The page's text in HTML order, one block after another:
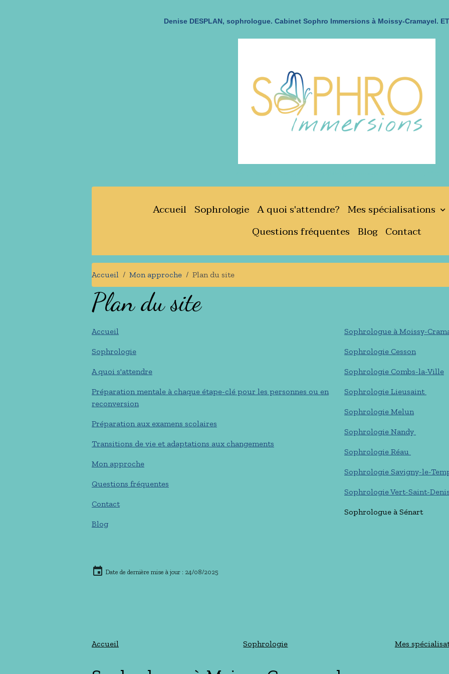
Denise DESPLAN, sophrologue. Cabinet Sophro Immersions à Moissy-Cramayel.
Accueil Sophrologie A quoi s'attendre? Mes spécialisations
Questions fréquentes Blog Contact
Accueil Mon approche Plan du site
Plan du site
Accueil
Sophrologie
A quoi s'attendre
Préparation mentale à chaque étape-clé pour les personnes ou en
reconversion
Préparation aux examens scolaires
Transitions de vie et adaptations aux changements
Mon approche
Questions fréquentes
Contact
Blog
Sophrologue à Moissy-
Sophrologie Cesson
Sophrologie Combs-la-Ville
Sophrologie Lieusaint
Sophrologie Melun
Sophrologie Nandy
Sophrologie Réau
Sophrologie Savigny-le-
Sophrologie Vert-Saint-
Sophrologue à Sénart
Date de dernière mise à jour : 24/08/2025
Accueil Sophrologie Mes